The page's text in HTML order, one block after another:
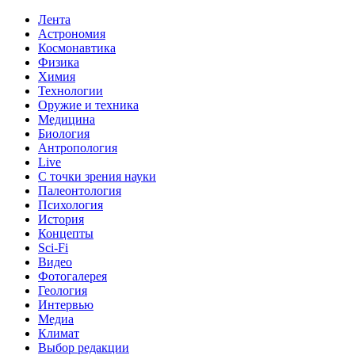
Лента
Астрономия
Космонавтика
Физика
Химия
Технологии
Оружие и техника
Медицина
Биология
Антропология
Live
С точки зрения науки
Палеонтология
Психология
История
Концепты
Sci-Fi
Видео
Фотогалерея
Геология
Интервью
Медиа
Климат
Выбор редакции